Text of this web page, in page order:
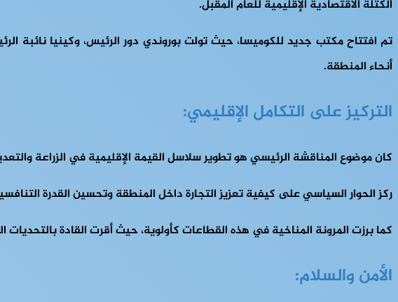
الكتلة الاقتصادية الإقليمية للعام المقبل.
تم افتتاح مكتب جديد للكوميسا، حيث تولت بوروندي دور الرئيس، وكينيا نائبة
أنحاء المنطقة.
التركيز على التكامل الإقليمي:
كان موضوع المناقشة الرئيسي هو تطوير سلاسل القيمة الإقليمية في الزراعة
ركز الحوار السياسي على كيفية تعزيز التجارة داخل المنطقة وتحسين القدرة
كما برزت المرونة المناخية في هذه القطاعات كأولوية، حيث أقرت القادة
الأمن والسلام: